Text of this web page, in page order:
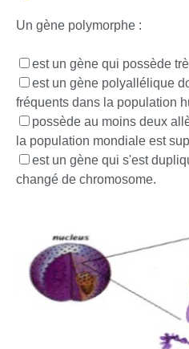
Un gène polymorphe :
est un gène qui possède
est un gène polyallélique
fréquents dans la population
possède au moins deux
la population mondiale est
est un gène qui s'est
changé de chromosome.